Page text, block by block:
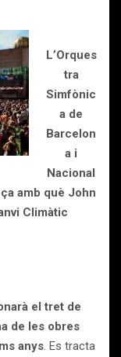
L’Orques
tra
Simfònic
a de
Barcelon
a i
Nacional
amb què John
Climàtic
el tret de
de les obres
anys. Es tracta